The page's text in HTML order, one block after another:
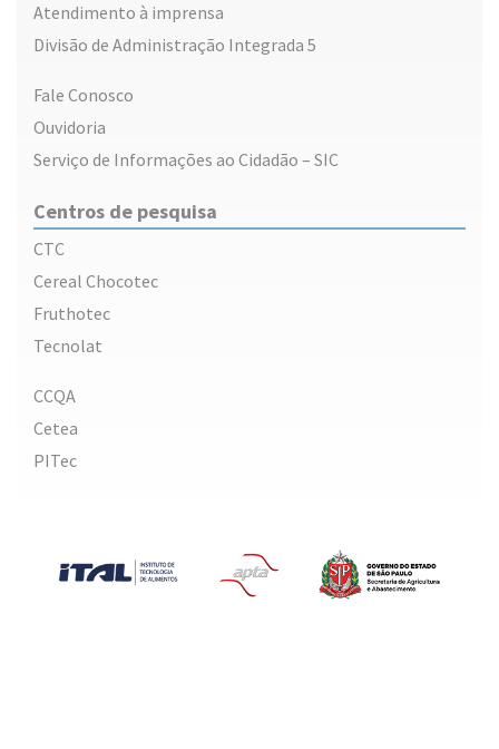
Atendimento à imprensa
Divisão de Administração Integrada 5
Fale Conosco
Ouvidoria
Serviço de Informações ao Cidadão – SIC
Centros de pesquisa
CTC
Cereal Chocotec
Fruthotec
Tecnolat
CCQA
Cetea
PITec